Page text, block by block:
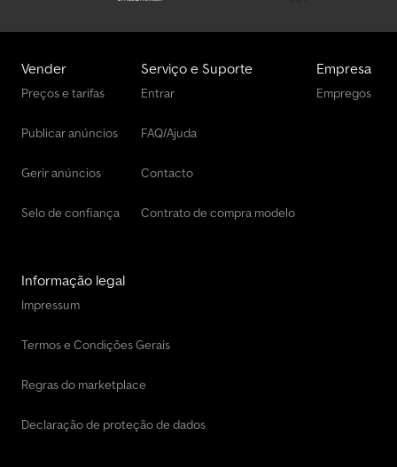
Vender
Preços e tarifas
Publicar anúncios
Gerir anúncios
Selo de confiança
Serviço e Suporte
Entrar
FAQ/Ajuda
Contacto
Contrato de compra modelo
Empresa
Empregos
Informação legal
Impressum
Termos e Condições Gerais
Regras do marketplace
Declaração de proteção de dados